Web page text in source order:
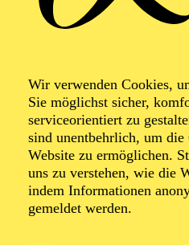
Wir verwenden Cookies,
Sie möglichst sicher,
serviceorientiert zu
sind unentbehrlich, um
Website zu ermöglichen.
uns zu verstehen, wie die
indem Informationen
gemeldet werden.
Alfried Krupp Saal
Veranstalter: Theater-,
HOFNER GMBH
TICKETS
55,20 52,70€
Die Veranstaltung ist vom